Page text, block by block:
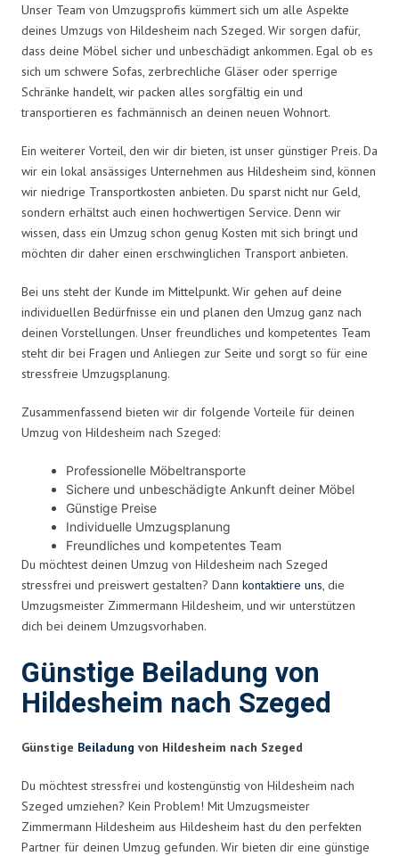
Unser Team von Umzugsprofis kümmert sich um alle Aspekte
deines Umzugs von Hildesheim nach Szeged. Wir sorgen dafür,
dass deine Möbel sicher und unbeschädigt ankommen. Egal ob es
sich um schwere Sofas, zerbrechliche Gläser oder sperrige
Schränke handelt, wir packen alles sorgfältig ein und
transportieren es fachmännisch an deinen neuen Wohnort.
Ein weiterer Vorteil, den wir dir bieten, ist unser günstiger Preis. Da
wir ein lokal ansässiges Unternehmen aus Hildesheim sind, können
wir niedrige Transportkosten anbieten. Du sparst nicht nur Geld,
sondern erhältst auch einen hochwertigen Service. Denn wir
wissen, dass ein Umzug schon genug Kosten mit sich bringt und
möchten dir daher einen erschwinglichen Transport anbieten.
Bei uns steht der Kunde im Mittelpunkt. Wir gehen auf deine
individuellen Bedürfnisse ein und planen den Umzug ganz nach
deinen Vorstellungen. Unser freundliches und kompetentes Team
steht dir bei Fragen und Anliegen zur Seite und sorgt so für eine
stressfreie Umzugsplanung.
Zusammenfassend bieten wir dir folgende Vorteile für deinen
Umzug von Hildesheim nach Szeged:
Professionelle Möbeltransporte
Sichere und unbeschädigte Ankunft deiner Möbel
Günstige Preise
Individuelle Umzugsplanung
Freundliches und kompetentes Team
Du möchtest deinen Umzug von Hildesheim nach Szeged
stressfrei und preiswert gestalten? Dann kontaktiere uns, die
Umzugsmeister Zimmermann Hildesheim, und wir unterstützen
dich bei deinem Umzugsvorhaben.
Günstige Beiladung von
Hildesheim nach Szeged
Günstige Beiladung von Hildesheim nach Szeged
Du möchtest stressfrei und kostengünstig von Hildesheim nach
Szeged umziehen? Kein Problem! Mit Umzugsmeister
Zimmermann Hildesheim aus Hildesheim hast du den perfekten
Partner für deinen Umzug gefunden. Wir bieten dir eine günstige